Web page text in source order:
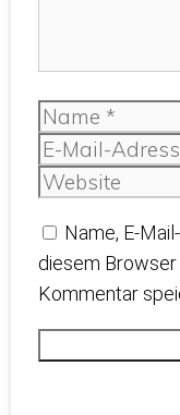
Name
Name, E-
diesem
Kommentar